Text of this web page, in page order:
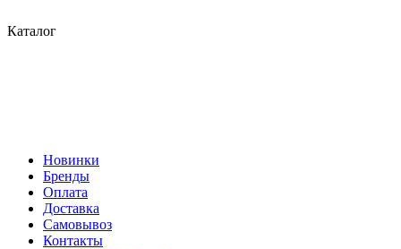
Каталог
Новинки
Бренды
Оплата
Доставка
Самовывоз
Контакты